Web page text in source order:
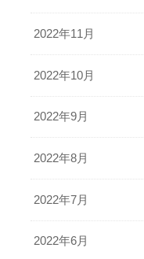
2022年11月
2022年10月
2022年9月
2022年8月
2022年7月
2022年6月